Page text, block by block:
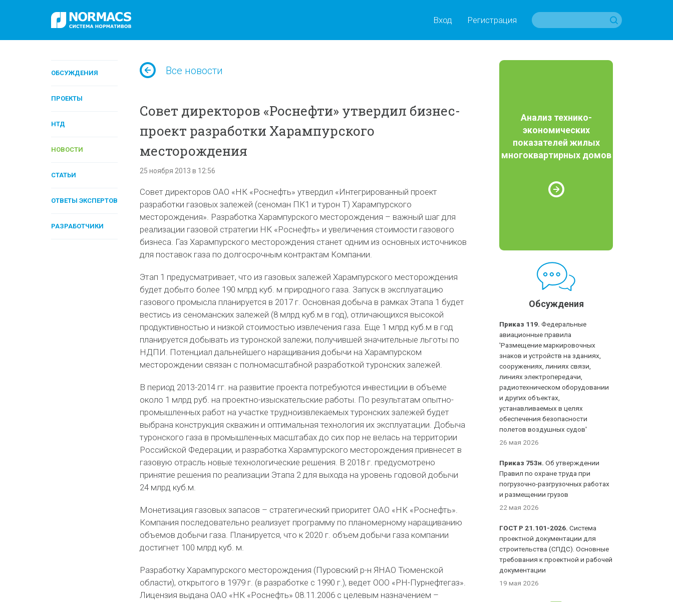
Вход Регистрация
ОБСУЖДЕНИЯ
ПРОЕКТЫ
НТД
НОВОСТИ
СТАТЬИ
ОТВЕТЫ ЭКСПЕРТОВ
РАЗРАБОТЧИКИ
Все новости
Совет директоров «Роснефти» утвердил бизнес-
проект разработки Харампурского
месторождения
25 ноября 2013 в 12:56
Совет директоров ОАО «НК «Роснефть» утвердил «Интегрированный проект
разработки газовых залежей (сеноман ПК1 и турон Т) Харампурского
месторождения». Разработка Харампурского месторождения – важный шаг для
реализации газовой стратегии НК «Роснефть» и увеличения стоимости газового
бизнеса. Газ Харампурского месторождения станет одним из основных источников
для поставок газа по долгосрочным контрактам Компании.
Этап 1 предусматривает, что из газовых залежей Харампурского месторождения
будет добыто более 190 млрд куб. м природного газа. Запуск в эксплуатацию
газового промысла планируется в 2017 г. Основная добыча в рамках Этапа 1 будет
вестись из сеноманских залежей (8 млрд куб.м в год), отличающихся высокой
продуктивностью и низкой стоимостью извлечения газа. Еще 1 млрд куб.м в год
планируется добывать из туронской залежи, получившей значительные льготы по
НДПИ. Потенциал дальнейшего наращивания добычи на Харампурском
месторождении связан с полномасштабной разработкой туронских залежей.
В период 2013-2014 гг. на развитие проекта потребуются инвестиции в объеме
около 1 млрд руб. на проектно-изыскательские работы. По результатам опытно-
промышленных работ на участке трудноизвлекаемых туронских залежей будет
выбрана конструкция скважин и оптимальная технология их эксплуатации. Добыча
туронского газа в промышленных масштабах до сих пор не велась на территории
Российской Федерации, и разработка Харампурского месторождения привнесет в
газовую отрасль новые технологические решения. В 2018 г. предусмотрено
принятие решения по реализации Этапа 2 для выхода на уровень годовой добычи
24 млрд куб.м.
Монетизация газовых запасов – стратегический приоритет ОАО «НК «Роснефть».
Компания последовательно реализует программу по планомерному наращиванию
объемов добычи газа. Планируется, что к 2020 г. объем добычи газа компании
достигнет 100 млрд куб. м.
Разработку Харампурского месторождения (Пуровский р-н ЯНАО Тюменской
области), открытого в 1979 г. (в разработке с 1990 г.), ведет ООО «РН-Пурнефтегаз».
Лицензия выдана ОАО «НК «Роснефть» 08.11.2006 с целевым назначением –
Анализ технико-
экономических
показателей жилых
многоквартирных домов
Обсуждения
Приказ 119. Федеральные
авиационные правила
'Размещение маркировочных
знаков и устройств на зданиях,
сооружениях, линиях связи,
линиях электропередачи,
радиотехническом оборудовании
и других объектах,
устанавливаемых в целях
обеспечения безопасности
полетов воздушных судов'
26 мая 2026
Приказ 753н. Об утверждении
Правил по охране труда при
погрузочно-разгрузочных работах
и размещении грузов
22 мая 2026
ГОСТ Р 21.101-2026. Система
проектной документации для
строительства (СПДС). Основные
требования к проектной и рабочей
документации
19 мая 2026